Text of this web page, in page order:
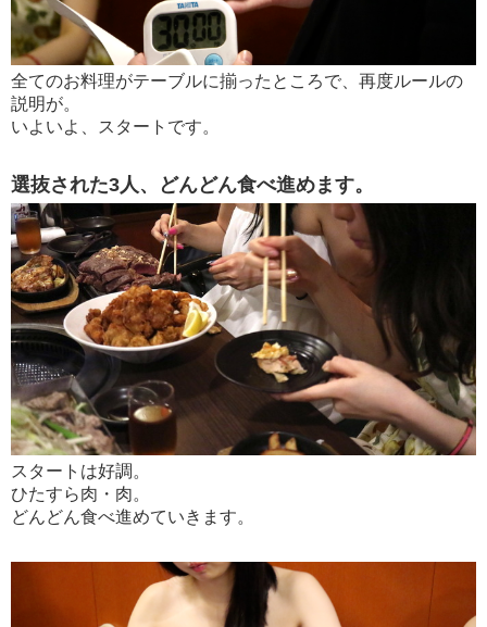
全てのお料理がテーブルに揃ったところで、再度ルールの
説明が。
いよいよ、スタートです。
選抜された3人、どんどん食べ進めます。
スタートは好調。
ひたすら肉・肉。
どんどん食べ進めていきます。